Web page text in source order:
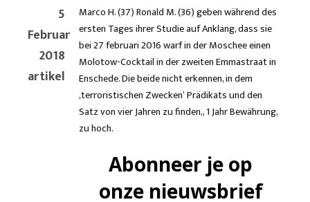
5
Februar
2018
artikel
Marco H. (37) Ronald M. (36) geben während des
ersten Tages ihrer Studie auf Anklang, dass sie
bei 27 februari 2016 warf in der Moschee einen
Molotow-Cocktail in der zweiten Emmastraat in
Enschede. Die beide nicht erkennen, in dem
‚terroristischen Zwecken‘ Prädikats und den
Satz von vier Jahren zu finden,, 1 Jahr Bewährung,
zu hoch.